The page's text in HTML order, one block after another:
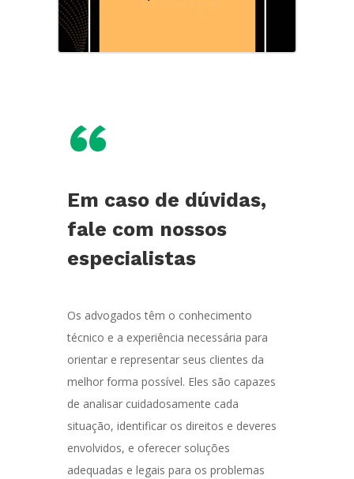
“
Em caso de dúvidas,
fale com nossos
especialistas
Os advogados têm o conhecimento
técnico e a experiência necessária para
orientar e representar seus clientes da
melhor forma possível. Eles são capazes
de analisar cuidadosamente cada
situação, identificar os direitos e deveres
envolvidos, e oferecer soluções
adequadas e legais para os problemas